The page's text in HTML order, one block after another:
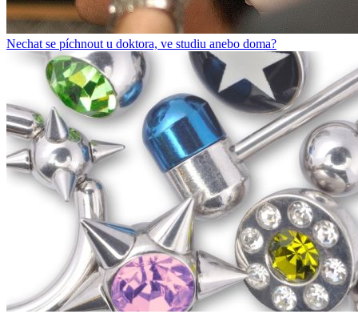
Nechat se píchnout u doktora, ve studiu anebo doma?